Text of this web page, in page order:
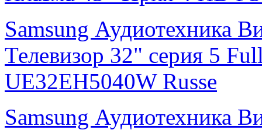
Samsung Аудиотехника
Телевизор 32" серия 5
UE32EH5040W Russe
Samsung Аудиотехника